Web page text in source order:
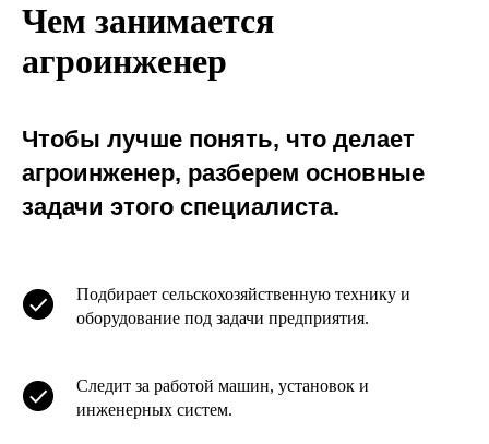
Чем занимается
агроинженер
Чтобы лучше понять, что делает
агроинженер, разберем основные
задачи этого специалиста.
Подбирает сельскохозяйственную технику и
оборудование под задачи предприятия.
Следит за работой машин, установок и
инженерных систем.